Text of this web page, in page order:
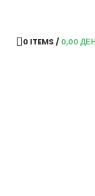
0 ITEMS / 0,00